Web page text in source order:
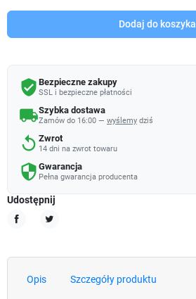
Dodaj do koszyka
verified_user Bezpieczne zakupy
SSL i bezpieczne płatności
local_shippingSzybka dostawa
Zamów do 16:00 — wyślemy dziś
replay Zwrot
14 dni na zwrot towaru
security Gwarancja
Pełna gwarancja producenta
Udostępnij
Opis Szczegóły produktu